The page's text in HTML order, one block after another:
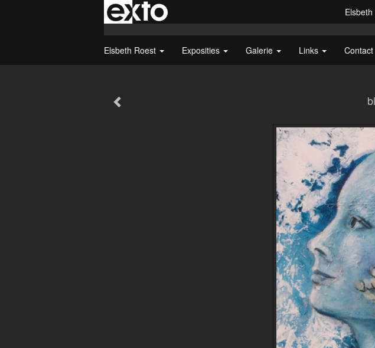
Elsbeth Roest Exposities Galerie Links Contact